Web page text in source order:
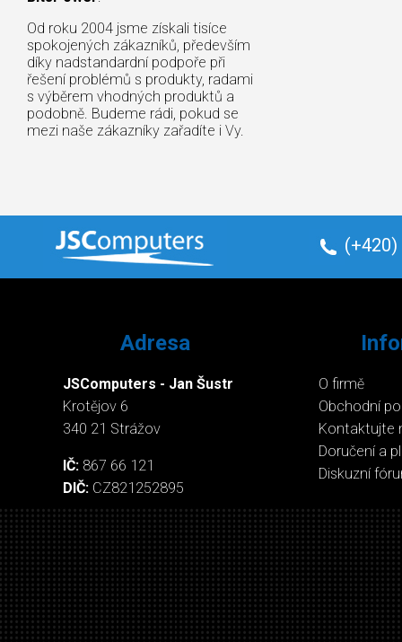
Od roku 2004 jsme získali tisíce
spokojených zákazníků, především
díky nadstandardní podpoře při
řešení problémů s produkty, radami
s výběrem vhodných produktů a
podobně. Budeme rádi, pokud se
mezi naše zákazníky zařadíte i Vy.
(+420)
Adresa
JSComputers - Jan Šustr
Krotějov 6
340 21 Strážov
IČ: 867 66 121
DIČ: CZ821252895
O firmě
Obchodní
Kontaktujte
Doručení a
Diskuzní